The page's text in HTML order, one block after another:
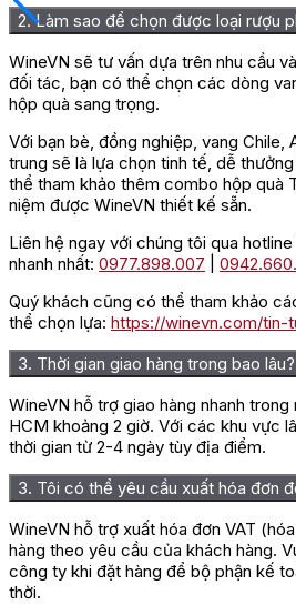
2. Làm sao để chọn được loại rượu
WineVN sẽ tư vấn dựa trên nhu cầu
đối tác, bạn có thể chọn các dòng
hộp quà sang trọng.
Với bạn bè, đồng nghiệp, vang Chile,
trung sẽ là lựa chọn tinh tế, dễ
thể tham khảo thêm combo hộp quà
niệm được WineVN thiết kế sẵn.
Liên hệ ngay với chúng tôi qua
nhanh nhất: 0977.898.007
Quý khách cũng có thể tham khảo
thể chọn lựa: https://winevn.com/
3. Thời gian giao hàng trong bao lâu?
WineVN hỗ trợ giao hàng nhanh trong
HCM khoảng 2 giờ. Với các khu vực
thời gian từ 2-4 ngày tùy địa điểm.
3. Tôi có thể yêu cầu xuất hóa đơn
WineVN hỗ trợ xuất hóa đơn VAT
hàng theo yêu cầu của khách hàng.
công ty khi đặt hàng để bộ phận kế
thời.